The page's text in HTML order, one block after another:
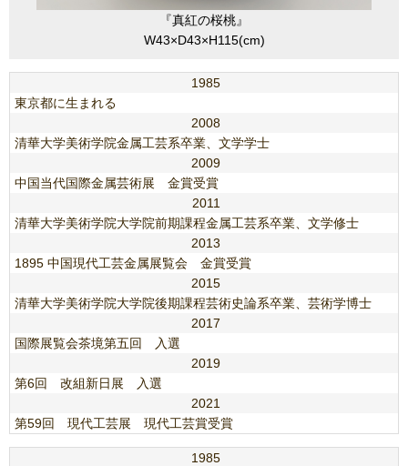
『真紅の桜桃』
W43×D43×H115(cm)
1985
東京都に生まれる
2008
清華大学美術学院金属工芸系卒業、文学学士
2009
中国当代国際金属芸術展 金賞受賞
2011
清華大学美術学院大学院前期課程金属工芸系卒業、文学修士
2013
1895 中国現代工芸金属展覧会 金賞受賞
2015
清華大学美術学院大学院後期課程芸術史論系卒業、芸術学博士
2017
国際展覧会茶境第五回 入選
2019
第6回 改組新日展 入選
2021
第59回 現代工芸展 現代工芸賞受賞
1985